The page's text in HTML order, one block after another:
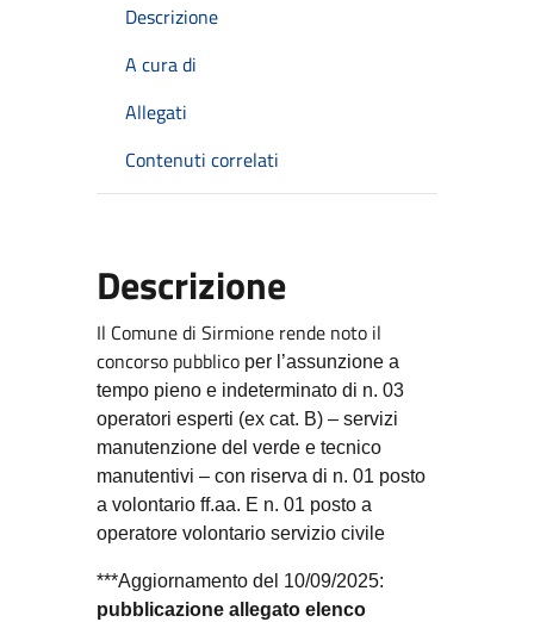
Descrizione
A cura di
Allegati
Contenuti correlati
Descrizione
Il Comune di Sirmione rende noto il
concorso pubblico per l’assunzione a
tempo pieno e indeterminato di n. 03
operatori esperti (ex cat. B) – servizi
manutenzione del verde e tecnico
manutentivi – con riserva di n. 01 posto
a volontario ff.aa. E n. 01 posto a
operatore volontario servizio civile
***Aggiornamento del 10/09/2025:
pubblicazione allegato elenco